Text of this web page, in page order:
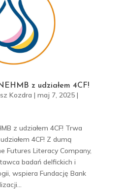
z udziałem 4CF!
Kozdra | maj 7, 2025|
z udziałem 4CF! Trwa
4CF! Z dumą
Futures Literacy Company,
badań delfickich i
wspiera Fundację Bank